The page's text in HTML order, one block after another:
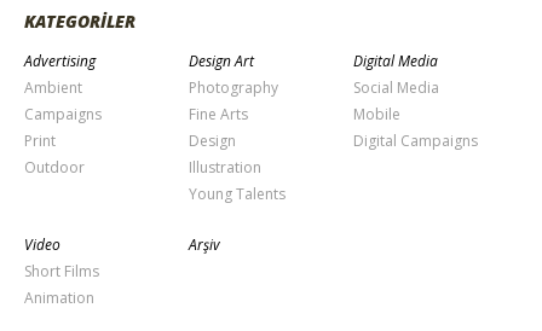
KATEGORİLER
Advertising
Ambient
Campaigns
Print
Outdoor
Design Art
Photography
Fine Arts
Design
Illustration
Young Talents
Digital Media
Social Media
Mobile
Digital Campaigns
Video
Short Films
Animation
Arşiv